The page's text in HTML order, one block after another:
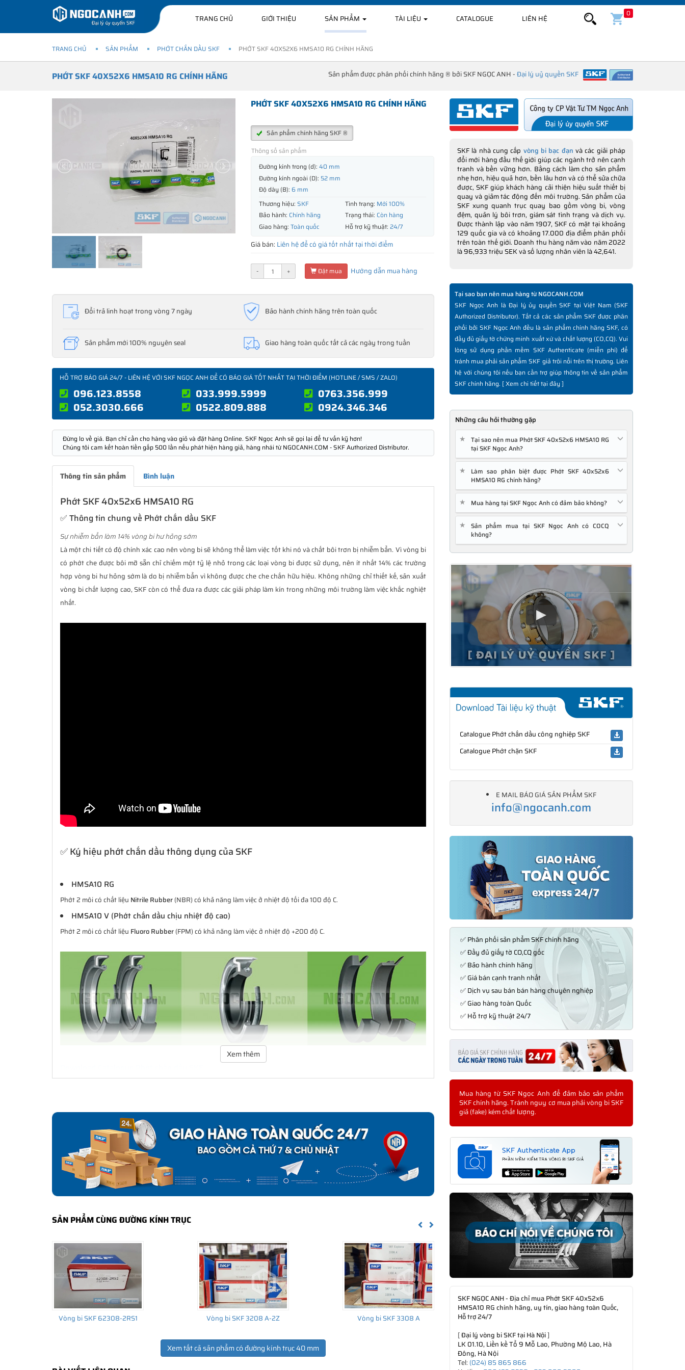
TRANG CHỦ GIỚI THIỆU SẢN PHẨM TÀI LIỆU CATALOGUE LIÊN HỆ
0
TRANG CHỦ SẢN PHẨM PHỚT CHẮN DẦU SKF PHỚT SKF 40X52X6 HMSA10 RG CHÍNH HÃNG
PHỚT SKF 40X52X6 HMSA10 RG CHÍNH HÃNG Sản phẩm được phân phối chính hãng ® bởi SKF NGỌC ANH -Đại lý uỷ quyền SKF
PHỚT SKF 40X52X6 HMSA10 RG CHÍNH HÃNG
Sản phẩm chính hãng SKF ®
Thông số sản phẩm
Đường kính trong (d): 40 mm
Đường kính ngoài (D): 52 mm
Độ dày (B): 6 mm
Thương hiệu: SKF Tình trạng: Mới 100%
Bảo hành: Chính hãng Trạng thái: Còn hàng
Giao hàng: Toàn quốc Hỗ trợ kỹ thuật: 24/7
Giá bán: Liên hệ để có giá tốt nhất tại thời điểm
- + Đặt mua Hướng dẫn mua hàng
Đổi trả linh hoạt trong vòng 7 ngày Bảo hành chính hãng trên toàn quốc
Sản phẩm mới 100% nguyên seal Giao hàng toàn quốc tất cả các ngày trong tuần
HỖ TRỢ BÁO GIÁ 24/7 - LIÊN HỆ VỚI SKF NGỌC ANH ĐỂ CÓ BÁO GIÁ TỐT NHẤT TẠI THỜI ĐIỂM (HOTLINE / SMS / ZALO)
096.123.8558 033.999.5999
0763.356.999
052.3030.666
0522.809.888 0924.346.346
Đừng lo về giá. Bạn chỉ cần cho hàng vào giỏ và đặt hàng Online. SKF Ngọc Anh sẽ gọi lại để tư vấn kỹ hơn!
Chúng tôi cam kết hoàn tiền gấp 500 lần nếu phát hiện hàng giả, hàng nhái từ NGOCANH.COM - SKF Authorized Distributor.
Thông tin sản phẩm Bình luận
Phớt SKF 40x52x6 HMSA10 RG
✅ Thông tin chung về Phớt chắn dầu SKF
Sự nhiễm bẩn làm 14% vòng bi hư hỏng sớm
Là một chi tiết có độ chính xác cao nên vòng bi sẽ không thể làm việc tốt khi nó và chất bôi trơn bị nhiễm bẩn. Vì vòng bi
có phớt che được bôi mỡ sẵn chỉ chiếm một tỷ lệ nhỏ trong các loại vòng bi được sử dụng, nên ít nhất 14% các trường
hợp vòng bi hư hỏng sớm là do bị nhiễm bẩn vì không được che che chắn hữu hiệu. Không những chỉ thiết kế, sản xuất
vòng bi chất lượng cao, SKF còn có thể đưa ra được các giải pháp làm kín trong những môi trường làm việc khắc nghiệt
nhất.
✅ Ký hiệu phớt chắn dầu thông dụng của SKF
HMSA10 RG
Phớt 2 môi có chất liệu Nitrile Rubber(NBR) có khả năng làm việc ở nhiệt độ tối đa 100 độ C.
HMSA10 V (Phớt chắn dầu chịu nhiệt độ cao)
Phớt 2 môi có chất liệu Fluoro Rubber(FPM) có khả năng làm việc ở nhiệt độ +200 độ C.
xúc với bề mặt cố định hay bề mặt trượt và xoay. Đa dạng thiết kế có khả năng đáp ứng hầu như toàn bộ tất cả các yêu
cầu ứng dụng. Không chỉ là các ứng dụng làm kín đơn giản mà còn có một dãy sản phẩm đa dạng cho các yêu cầu ứng
dụng công nghiệp. SKF có thể cung cấp các giải pháp làm kín cho khách hàng từ thiết kế đến sản xuất số lượng lớn, từ
lắp cho thiết bị ban đầu đến thị trường thay thế sau đó.
Xem thêm
SẢN PHẨM CÙNG ĐƯỜNG KÍNH TRỤC Previous
Vòng bi SKF 62308-2RS1 Vòng bi SKF 3208 A-2Z Vòng bi SKF 3308 A
Xem tất cả sản phẩm có đường kính trục 40 mm
SKF là nhà cung cấp vòng bi bạc đạn và các giải pháp
đổi mới hàng đầu thế giới giúp các ngành trở nên cạnh
tranh và bền vững hơn. Bằng cách làm cho sản phẩm
nhẹ hơn, hiệu quả hơn, bền lâu hơn và có thể sửa chữa
được, SKF giúp khách hàng cải thiện hiệu suất thiết bị
quay và giảm tác động đến môi trường. Sản phẩm của
SKF xung quanh trục quay bao gồm vòng bi, vòng
đệm, quản lý bôi trơn, giám sát tình trạng và dịch vụ.
Được thành lập vào năm 1907, SKF có mặt tại khoảng
129 quốc gia và có khoảng 17.000 địa điểm phân phối
trên toàn thế giới. Doanh thu hàng năm vào năm 2022
là 96,933 triệu SEK và số lượng nhân viên là 42,641.
Tại sao bạn nên mua hàng từ NGOCANH.COM
SKF Ngọc Anh là Đại lý ủy quyền SKF tại Việt Nam (SKF
Authorized Distributor). Tất cả các sản phẩm SKF được phân
phối bởi SKF Ngọc Anh đều là sản phẩm chính hãng SKF, có
đầy đủ giấy tờ chứng minh xuất xứ và chất lượng (CO,CQ). Vui
lòng sử dụng phần mềm SKF Authenticate (miễn phí) để
tránh mua phải sản phẩm SKF giả trôi nổi trên thị trường. Liên
hệ với chúng tôi nếu bạn cần trợ giúp thông tin về sản phẩm
SKF chính hãng. [Xem chi tiết tại đây]
Những câu hỏi thường gặp
★
Tại sao nên mua Phớt SKF 40x52x6 HMSA10 RG
tại SKF Ngọc Anh?
★
Làm sao phân biệt được Phớt SKF 40x52x6
HMSA10 RG chính hãng?
★ Mua hàng tại SKF Ngọc Anh có đảm bảo không?
★
Sản phẩm mua tại SKF Ngọc Anh có COCQ
không?
Catalogue Phớt chắn dầu công nghiệp SKF
Catalogue Phớt chặn SKF
E MAIL BÁO GIÁ SẢN PHẨM SKF
info@ngocanh.com
✅ Phân phối sản phẩm SKF chính hãng
✅ Đầy đủ giấy tờ CO,CQ gốc
✅ Bảo hành chính hãng
✅ Giá bán cạnh tranh nhất
✅ Dịch vụ sau bán bán hàng chuyên nghiệp
✅ Giao hàng toàn Quốc
✅ Hỗ trợ kỹ thuật 24/7
Mua hàng từ SKF Ngọc Anh để đảm bảo sản phẩm
SKF chính hãng. Tránh nguy cơ mua phải vòng bi SKF
giả (fake) kém chất lượng.
SKF NGỌC ANH - Địa chỉ mua Phớt SKF 40x52x6
HMSA10 RG chính hãng, uy tín, giao hàng toàn Quốc,
Hỗ trợ 24/7
[Đại lý vòng bi SKF tại Hà Nội]
LK 01.10, Liền kề Tổ 9 Mỗ Lao, Phường Mộ Lao, Hà
Đông, Hà Nội
Tel: (024) 85 865 866